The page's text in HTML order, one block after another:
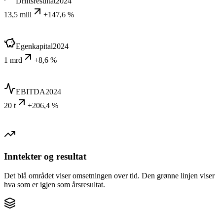
13,5 mill
+147,6 %
Egenkapital2024
1 mrd
+8,6 %
EBITDA2024
20 t
+206,4 %
Inntekter og resultat
Det blå området viser omsetningen over tid. Den grønne linjen viser
hva som er igjen som årsresultat.